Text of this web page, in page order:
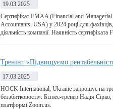
19.03.2025
Сертифікат FMAA (Financial and
Accountants, USA) у 2024 році для
діяльність компанії. Наявність
Тренінг «Підвищуємо
17.03.2025
HOCK International, Ukraine запрошує на
беззбитковості». Бізнес-тренер Надія
платформі Zoom.us.